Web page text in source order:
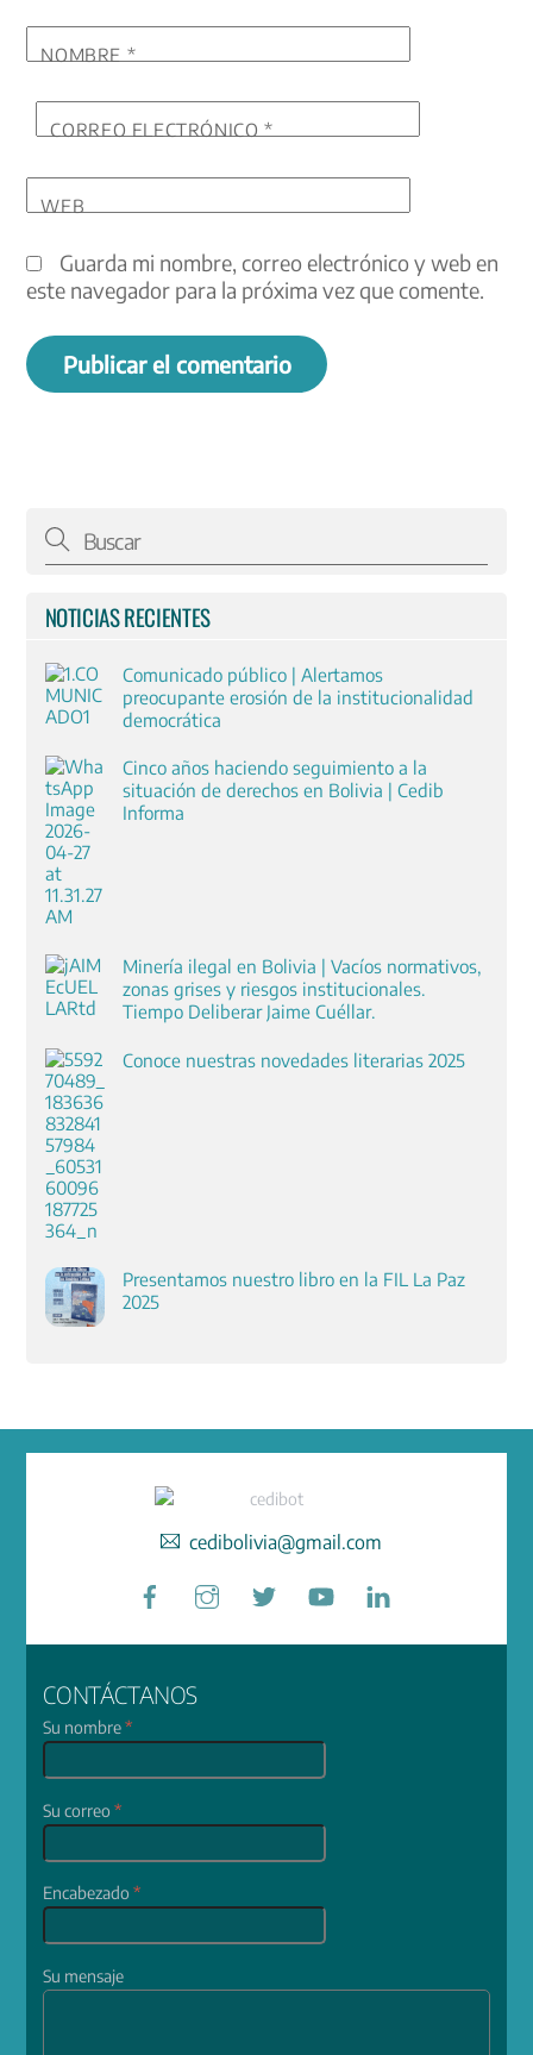
NOMBRE *
CORREO ELECTRÓNICO*
WEB
Guarda mi nombre, correo electrónico y web en
este navegador para la próxima vez que comente.
NOTICIAS RECIENTES
Comunicado público | Alertamos
preocupante erosión de la institucionalidad
democrática
Cinco años haciendo seguimiento a la
situación de derechos en Bolivia | Cedib
Informa
Minería ilegal en Bolivia | Vacíos normativos,
zonas grises y riesgos institucionales.
Tiempo Deliberar Jaime Cuéllar.
Conoce nuestras novedades literarias 2025
Presentamos nuestro libro en la FIL La Paz
2025
cedibolivia@gmail.com
Facebook
CONTÁCTANOS
Su nombre*
Su correo*
Encabezado*
Su mensaje